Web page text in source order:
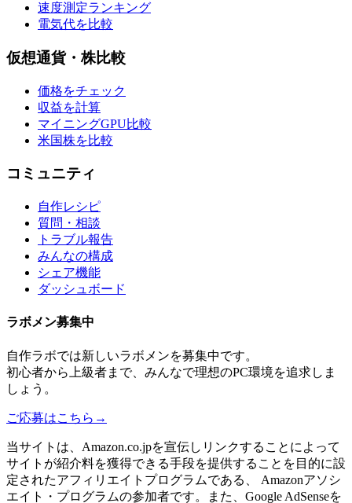
速度測定ランキング
電気代を比較
仮想通貨・株比較
価格をチェック
収益を計算
マイニングGPU比較
米国株を比較
コミュニティ
自作レシピ
質問・相談
トラブル報告
みんなの構成
シェア機能
ダッシュボード
ラボメン募集中
自作ラボでは新しいラボメンを募集中です。
初心者から上級者まで、みんなで理想のPC環境を追求しま
しょう。
ご応募はこちら →
当サイトは、Amazon.co.jpを宣伝しリンクすることによって
サイトが紹介料を獲得できる手段を提供することを目的に設
定されたアフィリエイトプログラムである、 Amazonアソシ
エイト・プログラムの参加者です。また、Google AdSenseを